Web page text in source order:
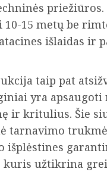
priežiūros.
15 metų be
išlaidas ir
taip pat
yra
ir kritulius. Šie
tarnavimo
išplėstines
kuris užtikrina